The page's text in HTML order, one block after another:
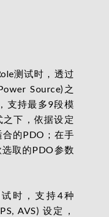
测试时，透过
Source)之
支持最多9段模
之下，依据设定
的PDO；在手
取的PDO参数
试时，支持4种
AVS) 设定，